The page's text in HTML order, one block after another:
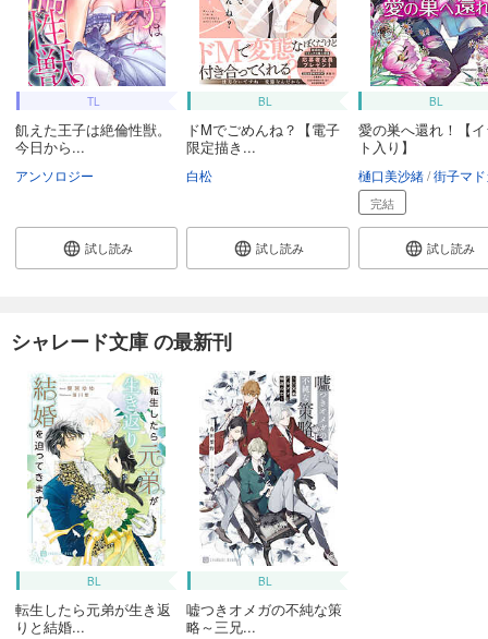
TL
飢えた王子は絶倫性獣。
今日から...
アンソロジー
試し読み
BL
ドMでごめんね？【電子
限定描き...
白松
試し読み
BL
愛の巣へ還れ！【
ト入り】
樋口美沙緒 街子マ
完結
試し読み
シャレード文庫 の最新刊
BL
転生したら元弟が生き返
りと結婚...
BL
嘘つきオメガの不純な策
略～三兄...